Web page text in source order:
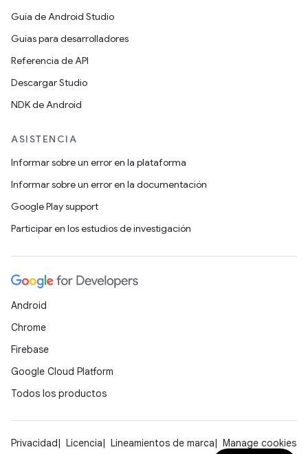
Guía de Android Studio
Guías para desarrolladores
Referencia de API
Descargar Studio
NDK de Android
ASISTENCIA
Informar sobre un error en la plataforma
Informar sobre un error en la documentación
Google Play support
Participar en los estudios de investigación
Android
Chrome
Firebase
Google Cloud Platform
Todos los productos
Privacidad Licencia Lineamientos de marca
Manage cookies